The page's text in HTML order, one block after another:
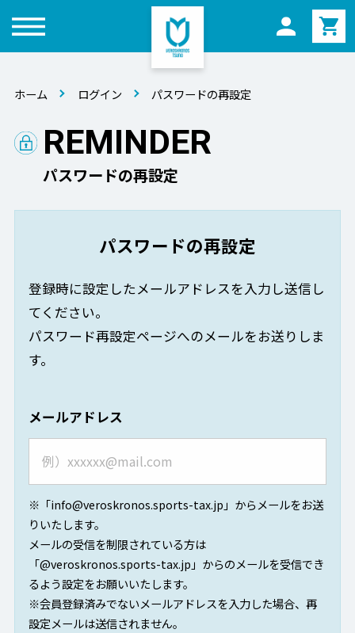
メニュー
ホーム ログイン パスワードの再設定
REMINDER
パスワードの再設定
パスワードの再設定
登録時に設定したメールアドレスを入力し送信し
てください。
パスワード再設定ページへのメールをお送りしま
す。
メールアドレス
※「info@veroskronos.sports-tax.jp」からメールをお送
りいたします。
メールの受信を制限されている方は
「@veroskronos.sports-tax.jp」からのメールを受信でき
るよう設定をお願いいたします。
※会員登録済みでないメールアドレスを入力した場合、再
設定メールは送信されません。